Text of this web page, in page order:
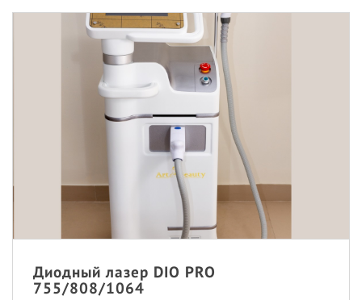
Диодный лазер DIO PRO
755/808/1064